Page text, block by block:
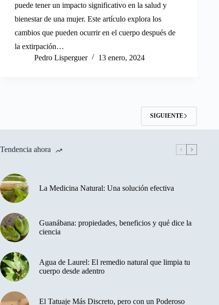
puede tener un impacto significativo en la salud y
bienestar de una mujer. Este artículo explora los
cambios que pueden ocurrir en el cuerpo después de
la extirpación…
Pedro Lisperguer
13 enero, 2024
SIGUIENTE
Tendencia ahora
La Medicina Natural: Una solución efectiva
Guanábana: propiedades, beneficios y qué dice la
ciencia
Agua de Laurel: El remedio natural que limpia tu
cuerpo desde adentro
El Tatuaje Más Discreto, pero con un Poderoso